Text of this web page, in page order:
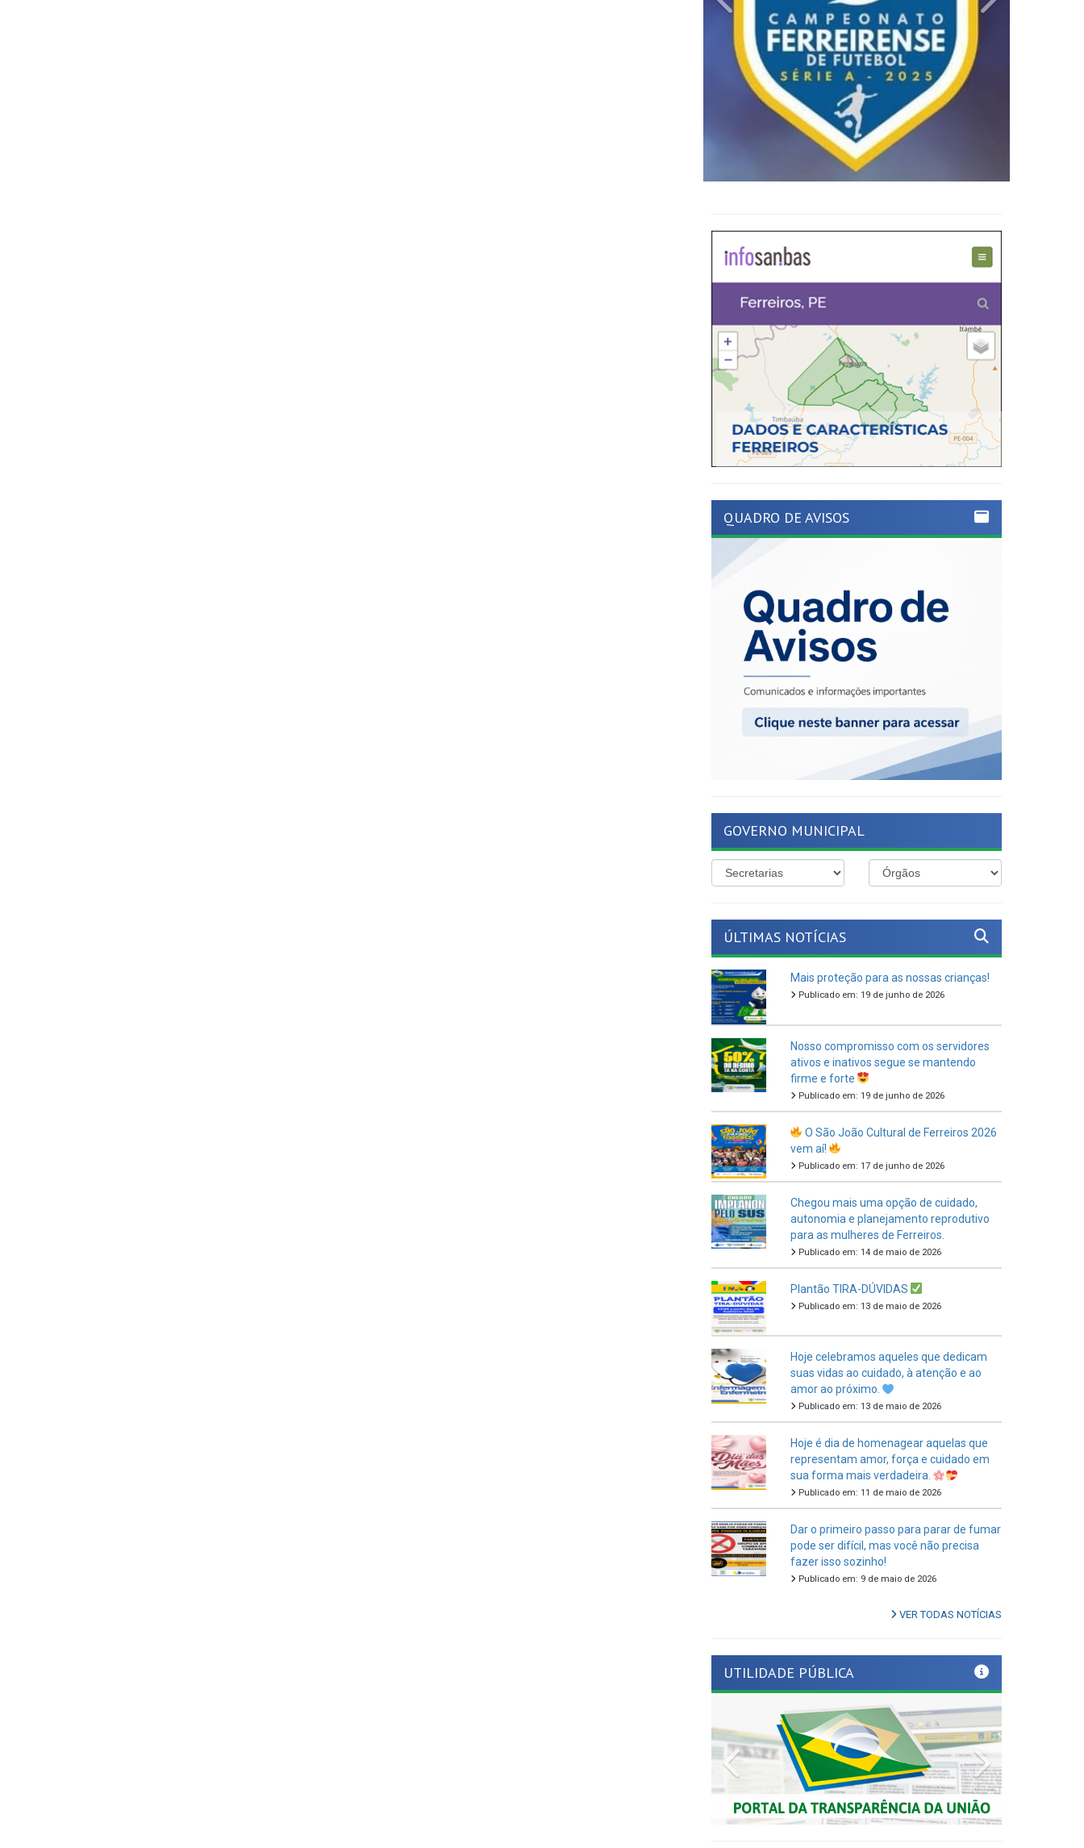
Mais proteção para as nossas crianças!
firme e forte
Publicado em: 19 de junho de 2026
Publicado em: 17 de junho de 2026
para as mulheres de Ferreiros.
Publicado em: 14 de maio de 2026
Publicado em: 13 de maio de 2026
amor ao próximo.
Publicado em: 13 de maio de 2026
sua forma mais verdadeira.
Publicado em: 11 de maio de 2026
fazer isso sozinho!
Publicado em: 9 de maio de 2026
Previous Next